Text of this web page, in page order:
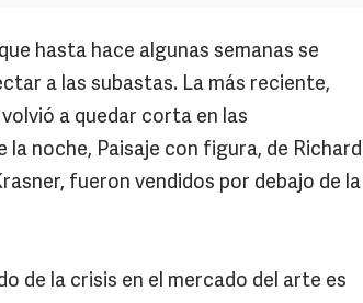
hasta hace algunas semanas se
a las subastas. La más reciente,
a quedar corta en las
noche, Paisaje con figura, de Richard
fueron vendidos por debajo de la
de la crisis en el mercado del arte es